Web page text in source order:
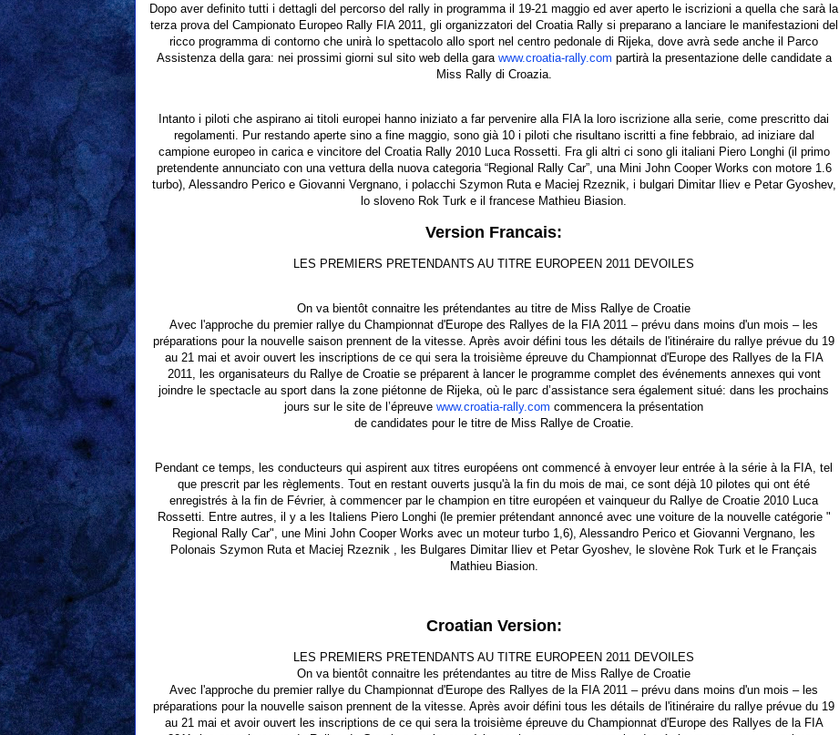
Dopo aver definito tutti i dettagli del percorso del rally in programma il 19-21 maggio ed aver aperto le iscrizioni a quella che sarà la
terza prova del Campionato Europeo Rally FIA 2011, gli organizzatori del Croatia Rally si preparano a lanciare le manifestazioni del
ricco programma di contorno che unirà lo spettacolo allo sport nel centro pedonale di Rijeka, dove avrà sede anche il Parco
Assistenza della gara: nei prossimi giorni sul sito web della gara www.croatia-rally.com partirà la presentazione delle candidate a
Miss Rally di Croazia.
Intanto i piloti che aspirano ai titoli europei hanno iniziato a far pervenire alla FIA la loro iscrizione alla serie, come prescritto dai
regolamenti. Pur restando aperte sino a fine maggio, sono già 10 i piloti che risultano iscritti a fine febbraio, ad iniziare dal
campione europeo in carica e vincitore del Croatia Rally 2010 Luca Rossetti. Fra gli altri ci sono gli italiani Piero Longhi (il primo
pretendente annunciato con una vettura della nuova categoria “Regional Rally Car”, una Mini John Cooper Works con motore 1.6
turbo), Alessandro Perico e Giovanni Vergnano, i polacchi Szymon Ruta e Maciej Rzeznik, i bulgari Dimitar Iliev e Petar Gyoshev,
lo sloveno Rok Turk e il francese Mathieu Biasion.
Version Francais:
LES PREMIERS PRETENDANTS AU TITRE EUROPEEN 2011 DEVOILES
On va bientôt connaitre les prétendantes au titre de Miss Rallye de Croatie
Avec l'approche du premier rallye du Championnat d'Europe des Rallyes de la FIA 2011 – prévu dans moins d'un mois – les
préparations pour la nouvelle saison prennent de la vitesse. Après avoir défini tous les détails de l'itinéraire du rallye prévue du 19
au 21 mai et avoir ouvert les inscriptions de ce qui sera la troisième épreuve du Championnat d'Europe des Rallyes de la FIA
2011, les organisateurs du Rallye de Croatie se préparent à lancer le programme complet des événements annexes qui vont
joindre le spectacle au sport dans la zone piétonne de Rijeka, où le parc d’assistance sera également situé: dans les prochains
jours sur le site de l’épreuve www.croatia-rally.com commencera la présentation
de candidates pour le titre de Miss Rallye de Croatie.
Pendant ce temps, les conducteurs qui aspirent aux titres européens ont commencé à envoyer leur entrée à la série à la FIA, tel
que prescrit par les règlements. Tout en restant ouverts jusqu'à la fin du mois de mai, ce sont déjà 10 pilotes qui ont été
enregistrés à la fin de Février, à commencer par le champion en titre européen et vainqueur du Rallye de Croatie 2010 Luca
Rossetti. Entre autres, il y a les Italiens Piero Longhi (le premier prétendant annoncé avec une voiture de la nouvelle catégorie "
Regional Rally Car", une Mini John Cooper Works avec un moteur turbo 1,6), Alessandro Perico et Giovanni Vergnano, les
Polonais Szymon Ruta et Maciej Rzeznik , les Bulgares Dimitar Iliev et Petar Gyoshev, le slovène Rok Turk et le Français
Mathieu Biasion.
Croatian Version:
LES PREMIERS PRETENDANTS AU TITRE EUROPEEN 2011 DEVOILES
On va bientôt connaitre les prétendantes au titre de Miss Rallye de Croatie
Avec l'approche du premier rallye du Championnat d'Europe des Rallyes de la FIA 2011 – prévu dans moins d'un mois – les
préparations pour la nouvelle saison prennent de la vitesse. Après avoir défini tous les détails de l'itinéraire du rallye prévue du 19
au 21 mai et avoir ouvert les inscriptions de ce qui sera la troisième épreuve du Championnat d'Europe des Rallyes de la FIA